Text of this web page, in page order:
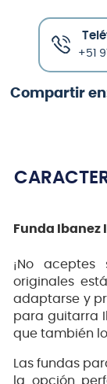
+51
Funda Ibanez
¡No aceptes
originales
adaptarse y
para guitarra
que también
Las fundas
la opción